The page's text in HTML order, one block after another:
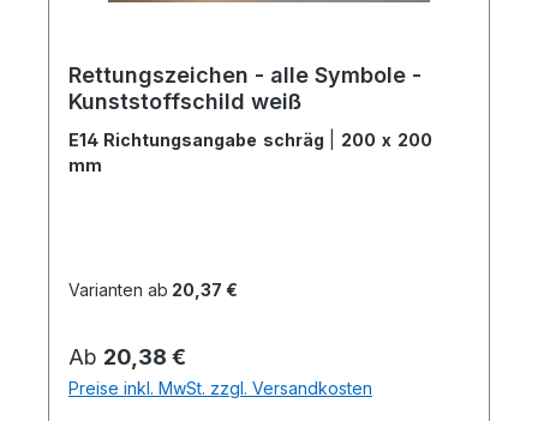
Rettungszeichen - alle Symbole -
Kunststoffschild weiß
E14 Richtungsangabe schräg
200 x 200
mm
Varianten ab 20,37 €
Regulärer Preis:
Ab 20,38 €
Preise inkl. MwSt. zzgl. Versandkosten